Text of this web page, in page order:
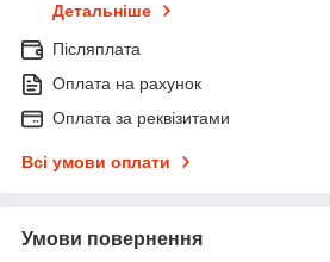
Детальніше
Післяплата
Оплата на рахунок
Оплата за реквізитами
Всі умови оплати
Умови повернення